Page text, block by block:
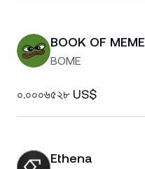
BOOK OF MEME
BOME
০.০০০৬৫২৮ US$
Ethena